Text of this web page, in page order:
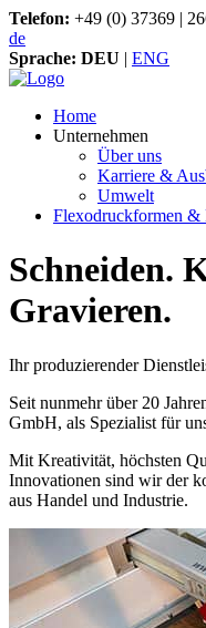
Telefon: +49 (0) 37369 |
de
Sprache: DEU | ENG
Home
Unternehmen
Über uns
Karriere &
Umwelt
Flexodruckformen &
Schneiden.
Gravieren.
Ihr produzierender
Seit nunmehr über 20
GmbH, als Spezialist für
Mit Kreativität, höchsten
Innovationen sind wir der
aus Handel und Industrie.